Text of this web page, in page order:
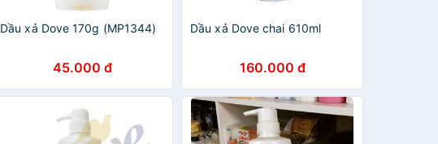
Dầu xả Dove 170g (MP1344)
45.000 đ
Dầu xả Dove chai 610ml
160.000 đ